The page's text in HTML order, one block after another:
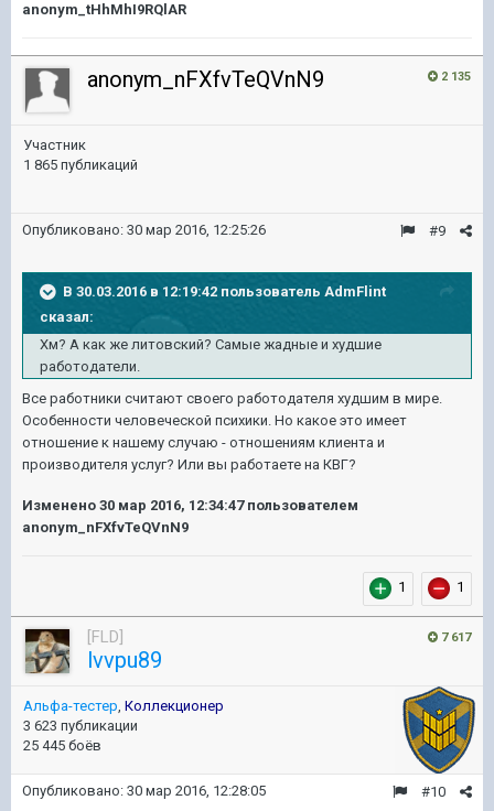
anonym_tHhMhI9RQlAR
2 135
anonym_nFXfvTeQVnN9
Участник
1 865 публикаций
#9
Опубликовано: 30 мар 2016, 12:25:26
В 30.03.2016 в 12:19:42 пользователь AdmFlint
сказал:
Хм? А как же литовский? Самые жадные и худшие
работодатели.
Все работники считают своего работодателя худшим в мире.
Особенности человеческой психики. Но какое это имеет
отношение к нашему случаю - отношениям клиента и
производителя услуг? Или вы работаете на КВГ?
Изменено 30 мар 2016, 12:34:47пользователем
anonym_nFXfvTeQVnN9
1 1
7 617
[FLD]
lvvpu89
Альфа-тестер, Коллекционер
3 623 публикации
25 445 боёв
#10
Опубликовано: 30 мар 2016, 12:28:05